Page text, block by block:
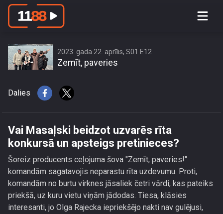
Vai Masaļski beidzot uzvarēs rīta
2023. gada 22. aprīlis, S01 E12
Zemīt, paveries
Dalies
Vai Masaļski beidzot uzvarēs rīta
konkursā un apsteigs pretinieces?
Šoreiz producents ceļojuma šova "Zemīt, paveries!"
komandām sagatavojis neparastu rīta uzdevumu. Proti,
komandām no burtu virknes jāsaliek četri vārdi, kas pateiks
priekšā, uz kuru vietu viņām jādodas. Tiesa, klāsies
interesanti, jo Olga Rajecka iepriekšējo nakti nav gulējusi,